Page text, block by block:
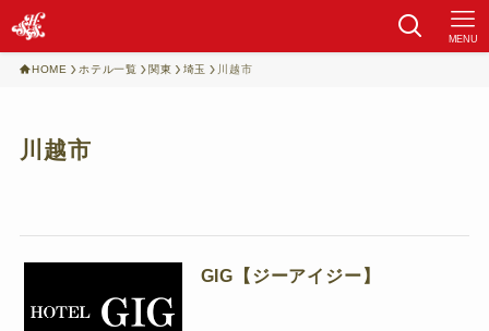
MENU
HOME ホテル一覧 関東 埼玉 川越市
川越市
GIG【ジーアイジー】